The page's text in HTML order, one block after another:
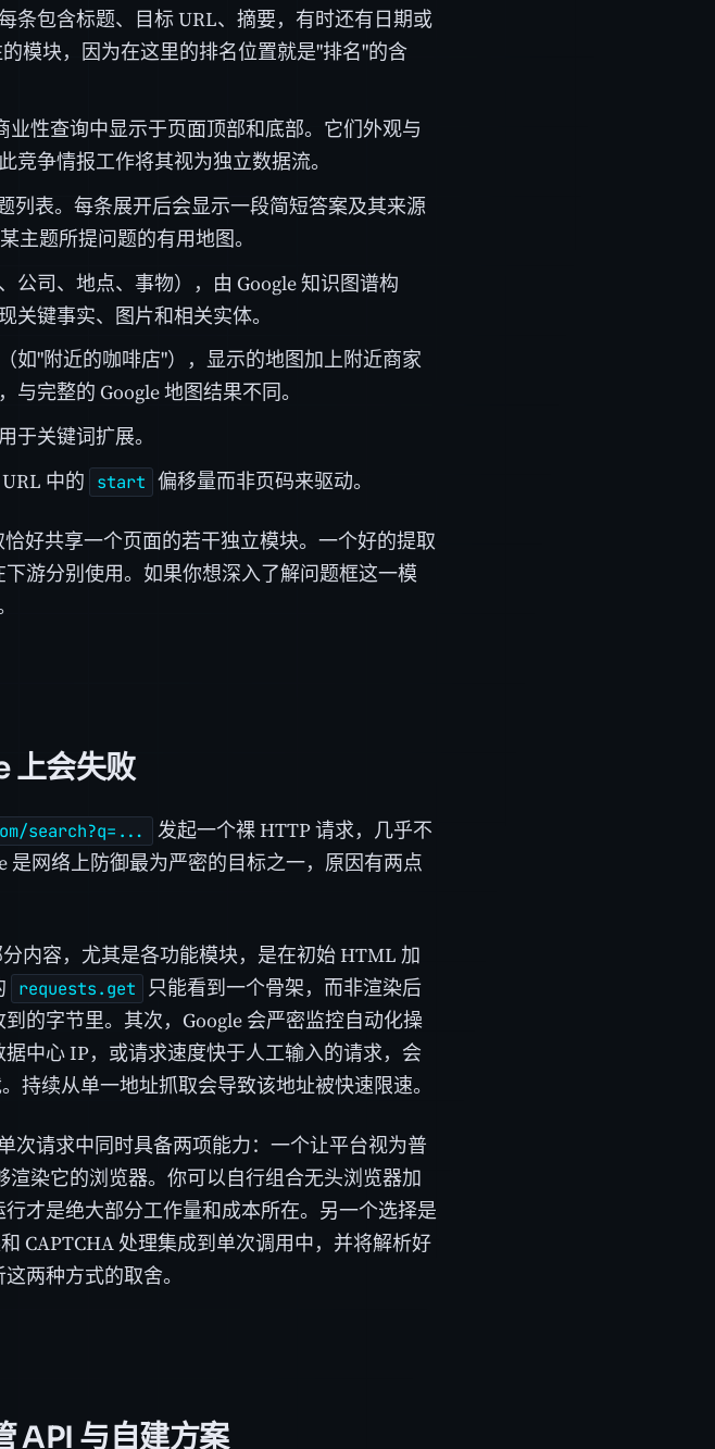
条包含标题、目标 URL、摘要，有时还有日期或
模块，因为在这里的排名位置就是"排名"的含
性查询中显示于页面顶部和底部。它们外观与
竞争情报工作将其视为独立数据流。
列表。每条展开后会显示一段简短答案及其来源
主题所提问题的有用地图。
公司、地点、事物），由 Google 知识图谱构
关键事实、图片和相关实体。
如"附近的咖啡店"），显示的地图加上附近商家
完整的 Google 地图结果不同。
于关键词扩展。
中的 start 偏移量而非页码来驱动。
好共享一个页面的若干独立模块。一个好的提取
游分别使用。如果你想深入了解问题框这一模
上会失败
search?q=...
发起一个裸 HTTP 请求，几乎不
是网络上防御最为严密的目标之一，原因有两点
内容，尤其是各功能模块，是在初始 HTML 加
requests.get
只能看到一个骨架，而非渲染后
的字节里。其次，Google 会严密监控自动化操
中心 IP，或请求速度快于人工输入的请求，会
持续从单一地址抓取会导致该地址被快速限速。
次请求中同时具备两项能力：一个让平台视为普
染它的浏览器。你可以自行组合无头浏览器加
才是绝大部分工作量和成本所在。另一个选择是
CAPTCHA 处理集成到单次调用中，并将解析好
两种方式的取舍。
API 与自建方案